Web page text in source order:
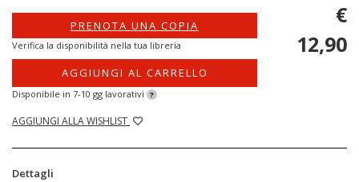
PRENOTA UNA COPIA
Verifica la disponibilità nella tua libreria
AGGIUNGI AL CARRELLO
Disponibile in 7-10 gg lavorativi ?
AGGIUNGI ALLA WISHLIST
€
12,90
Dettagli